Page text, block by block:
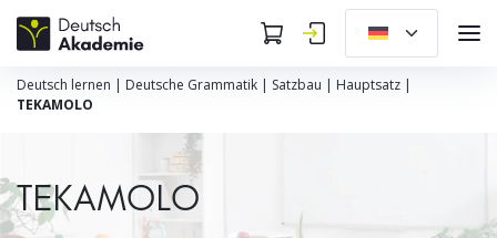
Deutsch lernen | Deutsche Grammatik | Satzbau | Hauptsatz |
TEKAMOLO
TEKAMOLO